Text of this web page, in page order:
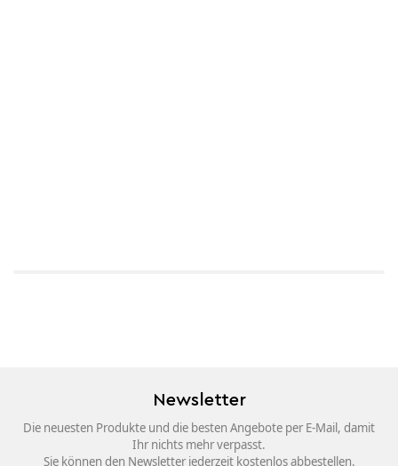
Newsletter
Die neuesten Produkte und die besten Angebote per E-Mail, damit
Ihr nichts mehr verpasst.
Sie können den Newsletter jederzeit kostenlos abbestellen.